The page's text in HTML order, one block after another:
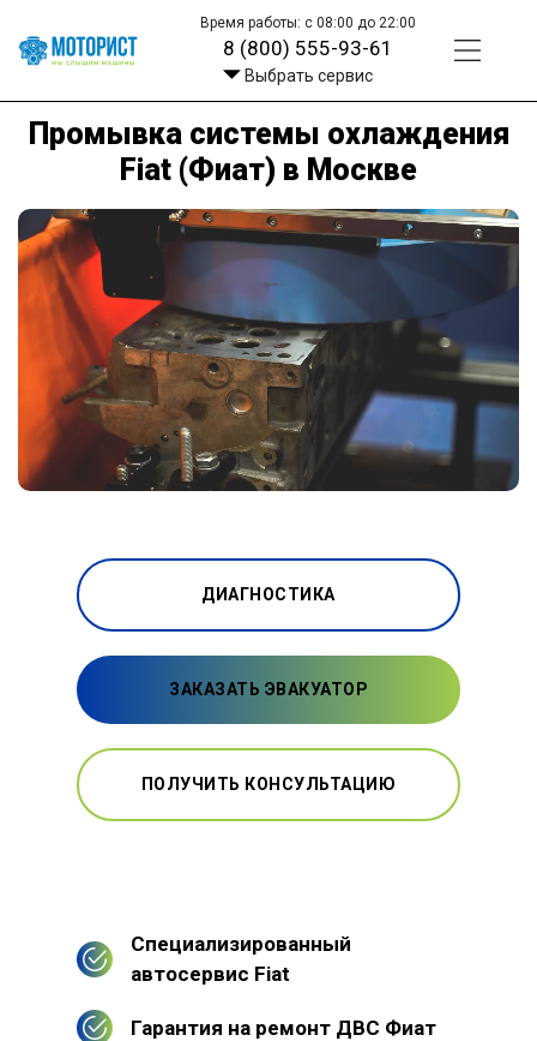
Время работы: с 08:00 до 22:00
8 (800) 555-93-61
Выбрать сервис
Промывка системы охлаждения
Fiat (Фиат) в Москве
ДИАГНОСТИКА
ЗАКАЗАТЬ ЭВАКУАТОР
ПОЛУЧИТЬ КОНСУЛЬТАЦИЮ
Специализированный
автосервис Fiat
Гарантия на ремонт ДВС Фиат